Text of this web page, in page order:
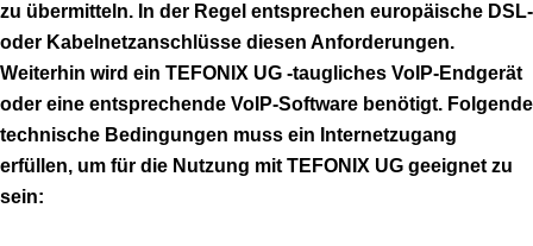
zu übermitteln. In der Regel entsprechen europäische DSL-
oder Kabelnetzanschlüsse diesen Anforderungen.
Weiterhin wird ein TEFONIX UG -taugliches VoIP-Endgerät
oder eine entsprechende VoIP-Software benötigt. Folgende
technische Bedingungen muss ein Internetzugang
erfüllen, um für die Nutzung mit TEFONIX UG geeignet zu
sein: